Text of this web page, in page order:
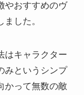
やおすすめのヴ
した。
はキャラクター
みというシンプ
かって無数の敵